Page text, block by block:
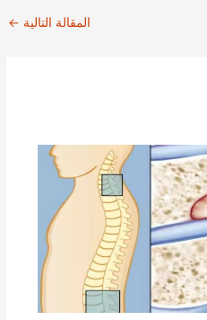
المقالة التالية ←